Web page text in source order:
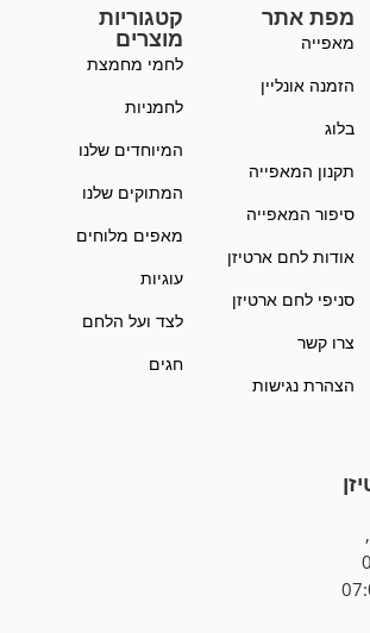
מפת אתר
מאפייה
הזמנה אונליין
בלוג
תקנון המאפייה
סיפור המאפייה
אודות לחם ארטיזן
סניפי לחם ארטיזן
צרו קשר
הצהרת נגישות
קטגוריות
מוצרים
לחמי מחמצת
לחמניות
המיוחדים שלנו
המתוקים שלנו
מאפים מלוחים
עוגיות
לצד ועל הלחם
חגים